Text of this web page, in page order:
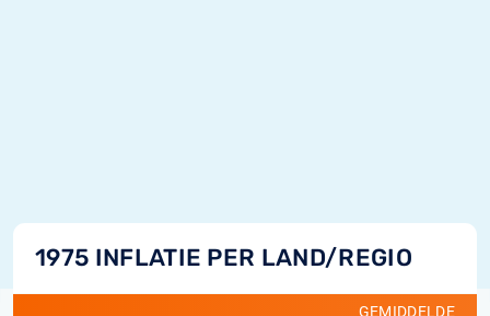
1975 INFLATIE PER LAND/REGIO
GEMIDDELDE